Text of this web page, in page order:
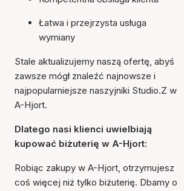
Łatwa i przejrzysta usługa
wymiany
Stale aktualizujemy naszą ofertę, abyś
zawsze mógł znaleźć najnowsze i
najpopularniejsze naszyjniki Studio.Z w
A-Hjort.
Dlatego nasi klienci uwielbiają
kupować biżuterię w A-Hjort:
Robiąc zakupy w A-Hjort, otrzymujesz
coś więcej niż tylko biżuterię. Dbamy o